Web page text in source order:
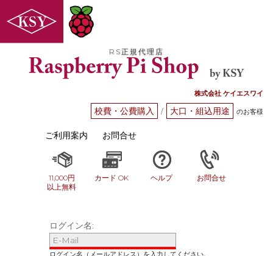
RS正規代理店
株式会社 ケイエスワイ
校費・公費購入 / 大口・組込用途 のお客様
ご利用案内 お問合せ
11,000円
以上無料
カード OK ヘルプ お問合せ
ログイン名: